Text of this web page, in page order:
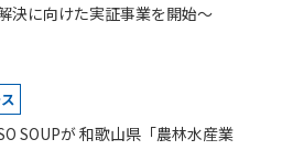
決に向けた実証事業を開始～
SOUPが 和歌山県「農林水産業